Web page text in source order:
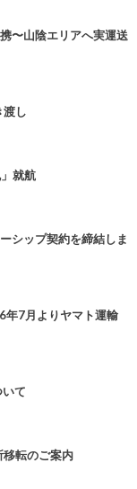
〜山陰エリアへ実運送
渡し
就航
シップ契約を締結しま
年7月よりヤマト運輸
て
移転のご案内